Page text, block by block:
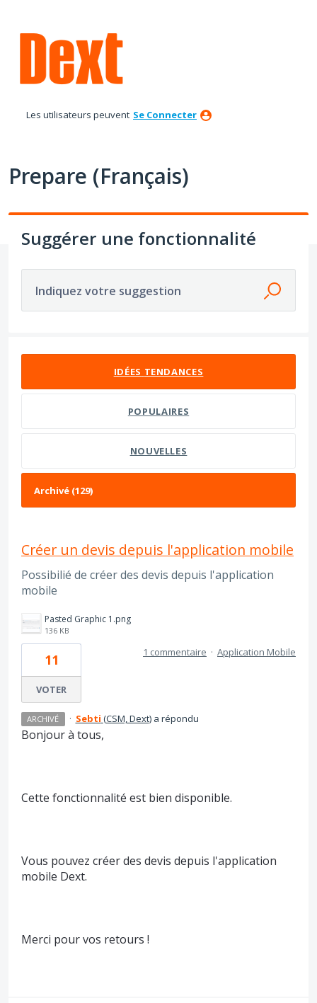
au
contenu
Les utilisateurs peuvent Se Connecter
Prepare (Français)
Suggérer une fonctionnalité
Indiquez votre suggestion
IDÉES TENDANCES
POPULAIRES
NOUVELLES
Créer un devis depuis l'application mobile
Possibilié de créer des devis depuis l'application
mobile
Pasted Graphic 1.png
136 KB
11
VOTER
1 commentaire · Application Mobile
ARCHIVÉ · Sebti (CSM, Dext)a répondu
Bonjour à tous,
Cette fonctionnalité est bien disponible.
Vous pouvez créer des devis depuis l'application
mobile Dext.
Merci pour vos retours !